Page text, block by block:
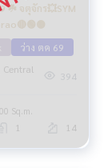
ว่าง ตค 69
Central
394
Sq.m.
1 14